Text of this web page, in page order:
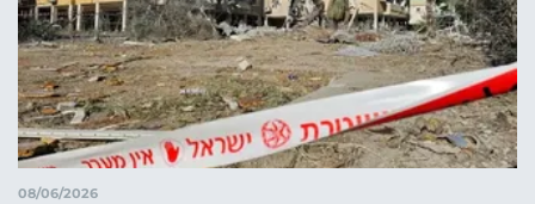
08/06/2026